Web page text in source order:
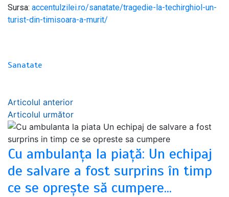
Sursa: accentulzilei.ro/sanatate/tragedie-la-techirghiol-un-
turist-din-timisoara-a-murit/
Sanatate
Navigare
în
articole
Articolul anterior
Articolul următor
Cu ambulanța la piață: Un echipaj
de salvare a fost surprins în timp
ce se oprește să cumpere…